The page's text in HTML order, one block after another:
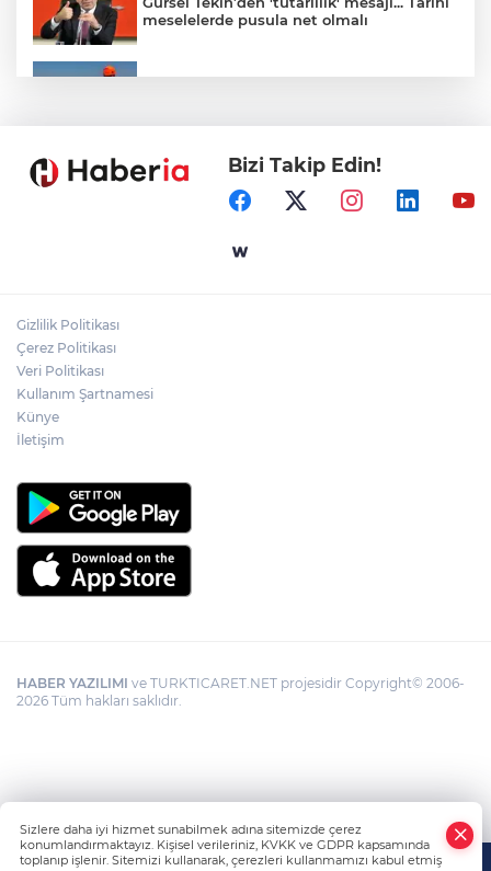
meselelerde pusula net olmalı
Samsun’da Alaçam'a yeni yaşam alanı
Yapay zekada onlarca uygulamanın
Bizi Takip Edin!
Gizlilik Politikası
Çerez Politikası
Veri Politikası
Kullanım Şartnamesi
Künye
İletişim
HABER YAZILIMI ve TURKTICARET.NET projesidir Copyright© 2006-
2026 Tüm hakları saklıdır.
Sizlere daha iyi hizmet sunabilmek adına sitemizde çerez
konumlandırmaktayız. Kişisel verileriniz, KVKK ve GDPR kapsamında
toplanıp işlenir. Sitemizi kullanarak, çerezleri kullanmamızı kabul etmiş